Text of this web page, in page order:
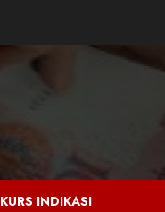
KURS INDIKASI